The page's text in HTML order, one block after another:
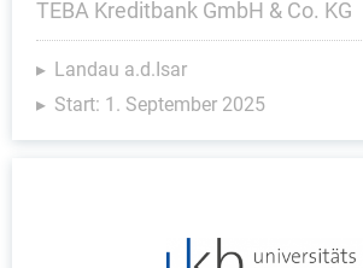
TEBA Kreditbank GmbH & Co. KG
Landau a.d.Isar
Start: 1. September 2025